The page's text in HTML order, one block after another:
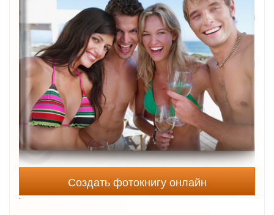
Создать фотокнигу онлайн
`